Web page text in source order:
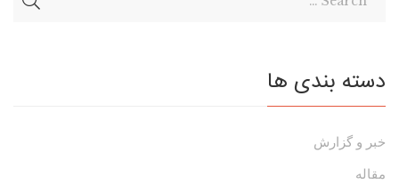
دسته بندی ها
خبر و گزارش
مقاله